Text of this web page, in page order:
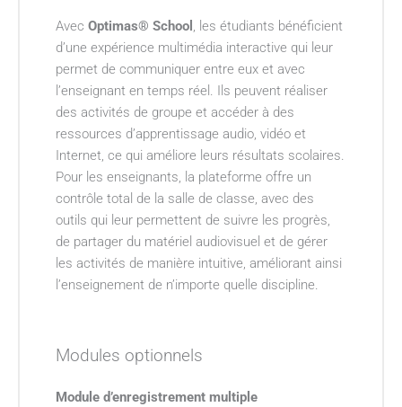
Avec Optimas® School , les étudiants bénéficient
d’une expérience multimédia interactive qui leur
permet de communiquer entre eux et avec
l’enseignant en temps réel. Ils peuvent réaliser
des activités de groupe et accéder à des
ressources d’apprentissage audio, vidéo et
Internet, ce qui améliore leurs résultats scolaires.
Pour les enseignants, la plateforme offre un
contrôle total de la salle de classe, avec des
outils qui leur permettent de suivre les progrès,
de partager du matériel audiovisuel et de gérer
les activités de manière intuitive, améliorant ainsi
l’enseignement de n’importe quelle discipline.
Modules optionnels
Module d’enregistrement multiple